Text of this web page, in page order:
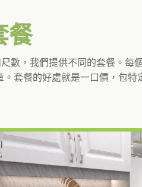
餐
數，我們提供不同的套餐。每
套餐的好處就是一口價，包